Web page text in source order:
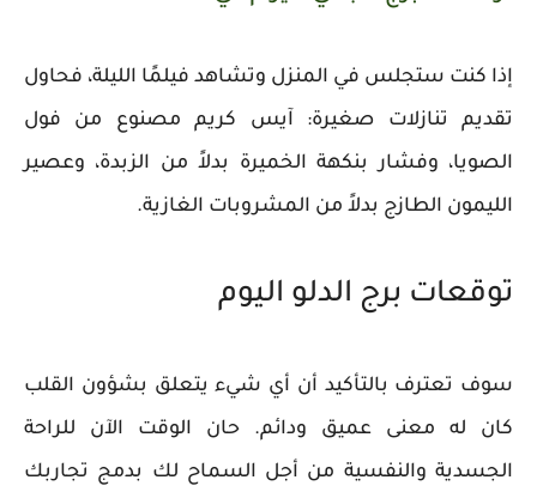
إذا كنت ستجلس في المنزل وتشاهد فيلمًا الليلة، فحاول
تقديم تنازلات صغيرة: آيس كريم مصنوع من فول
الصويا، وفشار بنكهة الخميرة بدلاً من الزبدة، وعصير
الليمون الطازج بدلاً من المشروبات الغازية.
توقعات برج الدلو اليوم
سوف تعترف بالتأكيد أن أي شيء يتعلق بشؤون القلب
كان له معنى عميق ودائم. حان الوقت الآن للراحة
الجسدية والنفسية من أجل السماح لك بدمج تجاربك